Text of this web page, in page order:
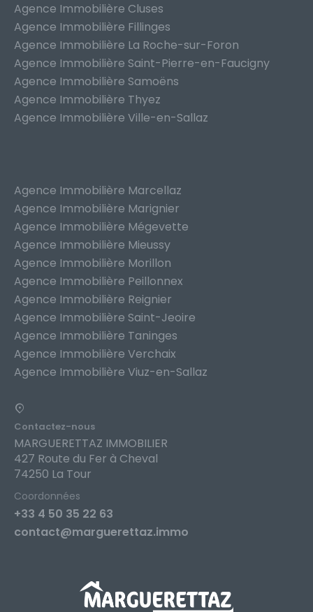
Agence Immobilière Cluses
Agence Immobilière Fillinges
Agence Immobilière La Roche-sur-Foron
Agence Immobilière Saint-Pierre-en-Faucigny
Agence Immobilière Samoëns
Agence Immobilière Thyez
Agence Immobilière Ville-en-Sallaz
Agence Immobilière Marcellaz
Agence Immobilière Marignier
Agence Immobilière Mégevette
Agence Immobilière Mieussy
Agence Immobilière Morillon
Agence Immobilière Peillonnex
Agence Immobilière Reignier
Agence Immobilière Saint-Jeoire
Agence Immobilière Taninges
Agence Immobilière Verchaix
Agence Immobilière Viuz-en-Sallaz
Contactez-nous
MARGUERETTAZ IMMOBILIER
427 Route du Fer à Cheval
74250 La Tour
Coordonnées
+33 4 50 35 22 63
contact@marguerettaz.immo